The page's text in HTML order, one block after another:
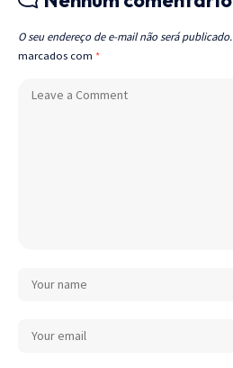
O seu endereço de e-mail não será publicado.
marcados com *